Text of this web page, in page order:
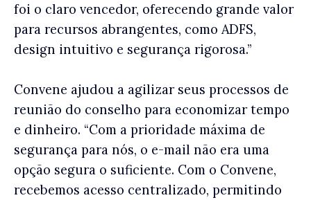
foi o claro vencedor, oferecendo grande valor
para recursos abrangentes, como ADFS,
design intuitivo e segurança rigorosa.”
Convene ajudou a agilizar seus processos de
reunião do conselho para economizar tempo
e dinheiro. “Com a prioridade máxima de
segurança para nós, o e-mail não era uma
opção segura o suficiente. Com o Convene,
recebemos acesso centralizado, permitindo